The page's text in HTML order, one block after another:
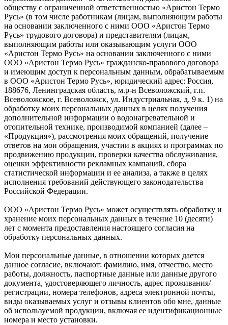
обществу с ограниченной ответственностью «Аристон Термо
Русь» (в том числе работникам (лицам, выполняющим работы
на основании заключенного с ними ООО «Аристон Термо
Русь» трудового договора) и представителям (лицам,
выполняющим работы или оказывающим услуги ООО
«Аристон Термо Русь» на основании заключенного с ними
ООО «Аристон Термо Русь» гражданско-правового договора
и имеющим доступ к персональным данным, обрабатываемым
в ООО «Аристон Термо Русь», юридический адрес: Россия,
188676, Ленинградская область, м.р-н Всеволожский, г.п.
Всеволожское, г. Всеволожск, ул. Индустриальная, д. 9 к. 1) на
обработку моих персональных данных в целях получения
дополнительной информации о водонагревательной и
отопительной технике, производимой компанией (далее –
«Продукция»), рассмотрения моих обращений, получение
ответов на мои обращения, участии в акциях и программах по
продвижению продукции, проверки качества обслуживания,
оценки эффективности рекламных кампаний, сбора
статистической информации и ее анализа, а также в целях
исполнения требований действующего законодательства
Российской Федерации.
ООО «Аристон Термо Русь» может осуществлять обработку и
хранение моих персональных данных в течение 10 (десяти)
лет с момента предоставления настоящего согласия на
обработку персональных данных.
Мои персональные данные, в отношении которых дается
данное согласие, включают: фамилию, имя, отчество, место
работы, должность, паспортные данные или данные другого
документа, удостоверяющего личность, адрес проживания/
регистрации, номера телефонов, адреса электронной почты,
виды оказываемых услуг и отзывы клиентов обо мне, данные
об используемой продукции, включая ее идентификационные
номера и место установки.